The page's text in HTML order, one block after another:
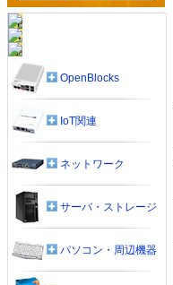
OpenBlocks
IoT関連
ネットワーク
サーバ・ストレージ
パソコン・周辺機器